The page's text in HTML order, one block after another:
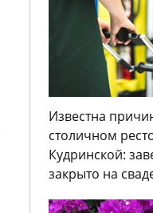
Известна
столичном
Кудринской:
закрыто на